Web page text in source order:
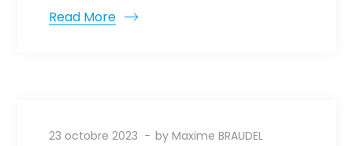
Read More
23 octobre 2023 byMaxime BRAUDEL